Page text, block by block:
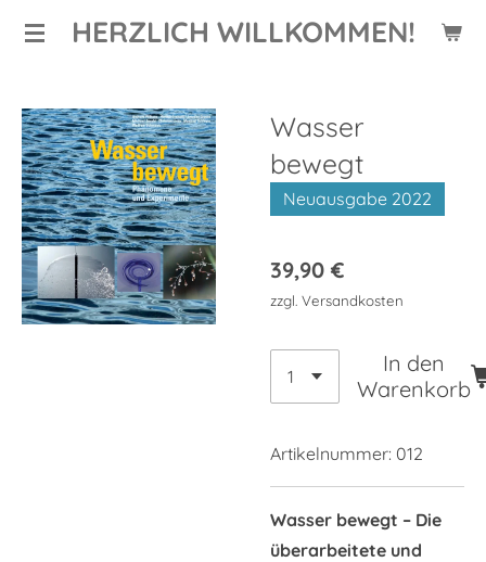
Zum
HERZLICH WILLKOMMEN!
Wasser
bewegt
Neuausgabe 2022
39,90 €
zzgl. Versandkosten
In den
Warenkorb
Artikelnummer: 012
Wasser bewegt – Die
überarbeitete und